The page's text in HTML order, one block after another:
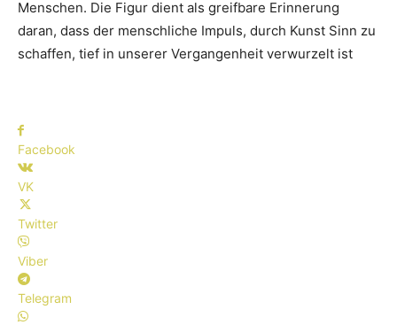
Menschen. Die Figur dient als greifbare Erinnerung
daran, dass der menschliche Impuls, durch Kunst Sinn zu
schaffen, tief in unserer Vergangenheit verwurzelt ist
Facebook
VK
Twitter
Viber
Telegram